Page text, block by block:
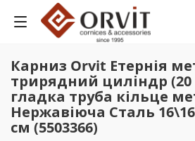
Карниз Orvit Етернія
трирядний циліндр (20
гладка труба кільце
Нержавіюча Сталь
см (5503366)